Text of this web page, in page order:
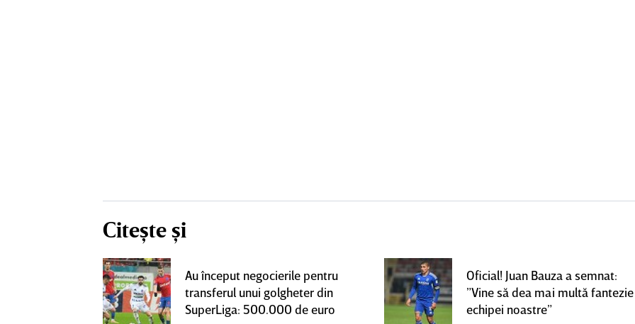
Citește și
Au început negocierile pentru
transferul unui golgheter din
SuperLiga: 500.000 de euro
Oficial! Juan Bauza a semnat:
”Vine să dea mai multă fantezie
echipei noastre”